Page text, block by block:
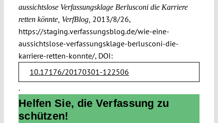
aussichtslose Verfassungsklage Berlusconi die Karriere
retten könnte, VerfBlog, 2013/8/26,
https://staging.verfassungsblog.de/wie-eine-
aussichtslose-verfassungsklage-berlusconi-die-
karriere-retten-konnte/, DOI:
10.17176/20170301-122506
.
Helfen Sie, die Verfassung zu
schützen!